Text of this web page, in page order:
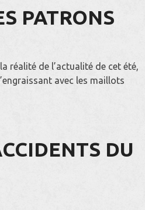
PATRONS
réalité de l’actualité de cet été,
avec les maillots
DU